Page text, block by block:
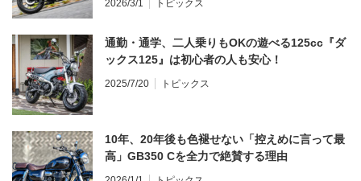
2026/3/1 トピックス
通勤・通学、二人乗りもOKの遊べる125cc『ダ
ックス125』は初心者の人も安心！
2025/7/20 トピックス
10年、20年後も色褪せない「控えめに言って最
高」GB350 Cを全力で絶賛する理由